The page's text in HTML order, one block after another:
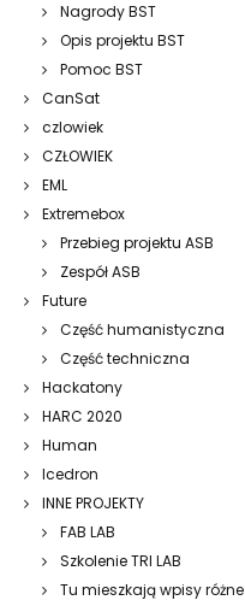
Nagrody BST
Opis projektu BST
Pomoc BST
CanSat
czlowiek
CZŁOWIEK
EML
Extremebox
Przebieg projektu ASB
Zespół ASB
Future
Część humanistyczna
Część techniczna
Hackatony
HARC 2020
Human
Icedron
INNE PROJEKTY
FAB LAB
Szkolenie TRI LAB
Tu mieszkają wpisy różne